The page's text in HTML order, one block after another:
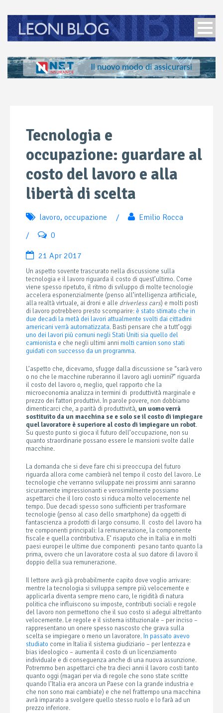
Tecnologia e
occupazione: guardare al
costo del lavoro e alla
libertà di scelta
lavoro, occupazione /
Emilio Rocca
/
0
21 Apr 2017
Un aspetto sovente trascurato nella discussione sulla
tecnologia e il lavoro riguarda il costo di quest’ultimo. Come
viene spesso ripetuto, il ritmo di sviluppo di molte tecnologie
accelera esponenzialmente (penso all’intelligenza artificiale,
alla realtà virtuale, ai droni e alle driverless cars) e molti posti
di lavoro potrebbero presto scomparire: è stato stimato che in
due decadi la metà dei lavori attualmente svolti dai cittadini
americani verrà automatizzata. Basti pensare che a tutt’oggi
uno dei lavori più comuni negli Stati Uniti sia quello del
camionista e che negli ultimi anni molti camion sono stati
guidati con successo da un programma.
L’aspetto che, dicevamo, sfugge dalla discussione se “sarà vero
o no che le macchine ruberanno il lavoro agli uomini?” riguarda
il costo del lavoro o, meglio, quel rapporto che la
microeconomia analizza in termini di produttività marginale e
prezzo dei fattori produttivi. In parole povere, non dobbiamo
dimenticarci che, a parità di produttività,un uomo verrà
sostituito da un macchina se e solo se il costo di impiegare
quel lavoratore è superiore al costo di impiegare un robot.
Su questo punto si gioca il futuro dell’occupazione, non su
quanto straordinarie possano essere le mansioni svolte dalle
macchine.
La domanda che si deve fare chi si preoccupa del futuro
riguarda allora come cambierà nel tempo il costo del lavoro. Le
tecnologie che verranno sviluppate nei prossimi anni saranno
sicuramente impressionanti e verosimilmente possiamo
aspettarci che il loro costo si riduca molto velocemente nel
tempo. Due decadi spesso sono sufficienti per trasformare
tecnologie (penso al caso dello smartphone) da oggetti di
fantascienza a prodotti di largo consumo. Il costo del lavoro ha
tre componenti principali: la remunerazione, la componente
fiscale e quella contributiva. E’ risaputo che in Italia e in molti
paesi europei le ultime due componenti pesano tanto quanto la
prima, ovvero che un lavoratore costa al suo datore di lavoro il
doppio della sua remunerazione.
Il lettore avrà già probabilmente capito dove voglio arrivare:
mentre la tecnologia si sviluppa sempre più velocemente e
applicarla diventa sempre meno caro, le rigidità di natura
politica che influiscono su imposte, contributi sociali e regole
del lavoro non permettono che il suo costo si adegui altrettanto
velocemente. Le regole e il sistema istituzionale – per inciso –
rappresentano un onere spesso nascosto che grava sulla
scelta se impiegare o meno un lavoratore. In passato avevo
studiato come in Italia il sistema giudiziario – per lentezza e
bias ideologico – aumenta il costo di un licenziamento
individuale e di conseguenza anche di una nuova assunzione.
Potremmo ben aspettarci che tra dieci anni il lavoro costi tanto
quanto oggi (magari per via di regole che sono state scritte
quando l’Italia era ancora un Paese con la grande industria e
che non sono mai cambiate) e che nel frattempo una macchina
avrà imparato a svolgere quello stesso ruolo e lo farà ad un
prezzo inferiore.